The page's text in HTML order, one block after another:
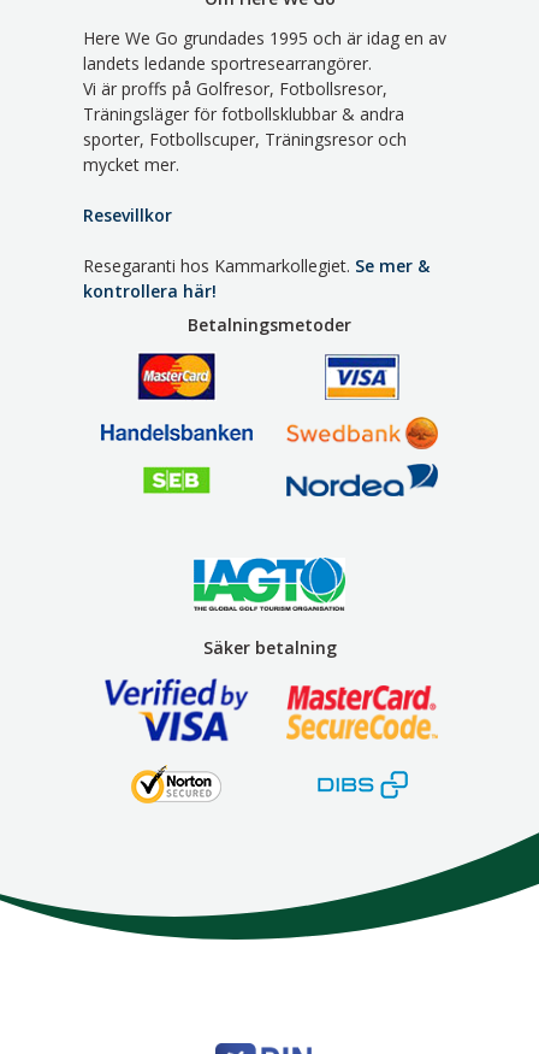
Here We Go grundades 1995 och är idag en av
landets ledande sportresearrangörer.
Vi är proffs på Golfresor, Fotbollsresor,
Träningsläger för fotbollsklubbar & andra
sporter, Fotbollscuper, Träningsresor och
mycket mer.
Resevillkor
Resegaranti hos Kammarkollegiet. Se mer &
kontrollera här!
Betalningsmetoder
Säker betalning
235 39